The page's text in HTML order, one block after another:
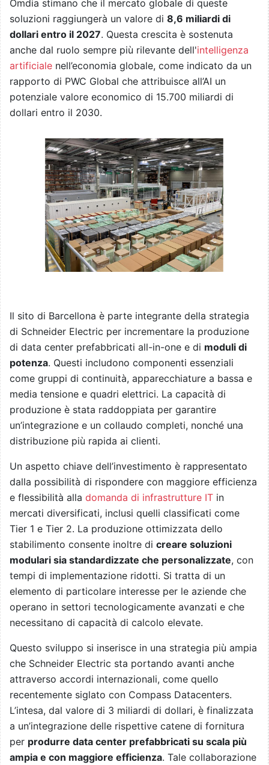
Omdia stimano che il mercato globale di queste
soluzioni raggiungerà un valore di 8,6 miliardi di
dollari entro il 2027. Questa crescita è sostenuta
anche dal ruolo sempre più rilevante dell'intelligenza
artificiale nell’economia globale, come indicato da un
rapporto di PWC Global che attribuisce all’AI un
potenziale valore economico di 15.700 miliardi di
dollari entro il 2030.
Il sito di Barcellona è parte integrante della strategia
di Schneider Electric per incrementare la produzione
di data center prefabbricati all-in-one e di moduli di
potenza. Questi includono componenti essenziali
come gruppi di continuità, apparecchiature a bassa e
media tensione e quadri elettrici. La capacità di
produzione è stata raddoppiata per garantire
un’integrazione e un collaudo completi, nonché una
distribuzione più rapida ai clienti.
Un aspetto chiave dell’investimento è rappresentato
dalla possibilità di rispondere con maggiore efficienza
e flessibilità alla domanda di infrastrutture IT in
mercati diversificati, inclusi quelli classificati come
Tier 1 e Tier 2. La produzione ottimizzata dello
stabilimento consente inoltre di creare soluzioni
modulari sia standardizzate che personalizzate, con
tempi di implementazione ridotti. Si tratta di un
elemento di particolare interesse per le aziende che
operano in settori tecnologicamente avanzati e che
necessitano di capacità di calcolo elevate.
Questo sviluppo si inserisce in una strategia più ampia
che Schneider Electric sta portando avanti anche
attraverso accordi internazionali, come quello
recentemente siglato con Compass Datacenters.
L’intesa, dal valore di 3 miliardi di dollari, è finalizzata
a un’integrazione delle rispettive catene di fornitura
per produrre data center prefabbricati su scala più
ampia e con maggiore efficienza. Tale collaborazione